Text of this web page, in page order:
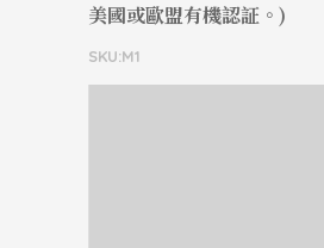
美國或歐盟有機認証。)
SKU:M1